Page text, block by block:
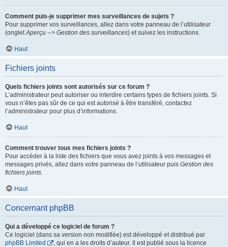
Comment puis-je supprimer mes surveillances de sujets ?
Pour supprimer vos surveillances, allez dans votre panneau de l’utilisateur
(ongletAperçu --> Gestion des surveillances) et suivez les instructions.
Haut
Fichiers joints
Quels fichiers joints sont autorisés sur ce forum ?
L’administrateur peut autoriser ou interdire certains types de fichiers joints. Si
vous n’êtes pas sûr de ce qui est autorisé à être transféré, contactez
l’administrateur pour plus d’informations.
Haut
Comment trouver tous mes fichiers joints ?
Pour accéder à la liste des fichiers que vous avez joints à vos messages et
messages privés, allez dans votre panneau de l’utilisateur puis Gestion des
fichiers joints.
Haut
Concernant phpBB
Qui a développé ce logiciel de forum ?
Ce logiciel (dans sa version non modifiée) est développé et distribué par
phpBB Limited
, qui en a les droits d’auteur. Il est publié sous la licence